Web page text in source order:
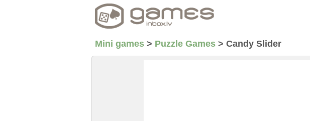
Mini games > Puzzle Games > Candy Slider